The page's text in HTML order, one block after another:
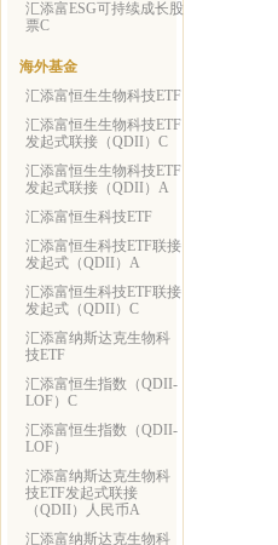
汇添富ESG可持续成长股
票C
海外基金
汇添富恒生生物科技ETF
汇添富恒生生物科技ETF
发起式联接（QDII）C
汇添富恒生生物科技ETF
发起式联接（QDII）A
汇添富恒生科技ETF
汇添富恒生科技ETF联接
发起式（QDII）A
汇添富恒生科技ETF联接
发起式（QDII）C
汇添富纳斯达克生物科
技ETF
汇添富恒生指数（QDII-
LOF）C
汇添富恒生指数（QDII-
LOF）
汇添富纳斯达克生物科
技ETF发起式联接
（QDII）人民币A
汇添富纳斯达克生物科